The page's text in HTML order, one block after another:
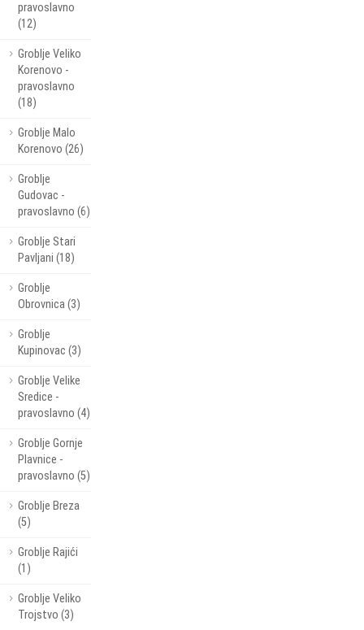
pravoslavno
(12)
Groblje Veliko
Korenovo -
pravoslavno
(18)
Groblje Malo
Korenovo (26)
Groblje
Gudovac -
pravoslavno (6)
Groblje Stari
Pavljani (18)
Groblje
Obrovnica (3)
Groblje
Kupinovac (3)
Groblje Velike
Sredice -
pravoslavno (4)
Groblje Gornje
Plavnice -
pravoslavno (5)
Groblje Breza
(5)
Groblje Rajići
(1)
Groblje Veliko
Trojstvo (3)